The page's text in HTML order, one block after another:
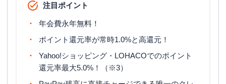
旅行傷害保険 ー
ポイント名 PayPayポイント
注目ポイント
年会費永年無料！
ポイント還元率が常時1.0%と高還元！
Yahoo!ショッピング・LOHACOでのポイント
還元率最大5.0%！（※3）